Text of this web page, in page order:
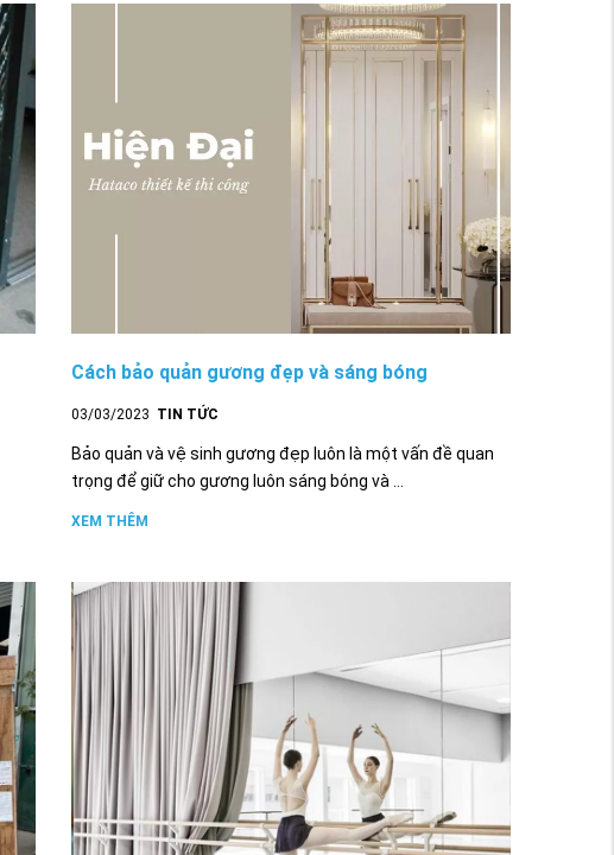
Cách bảo quản gương đẹp và sáng bóng
03/03/2023 TIN TỨC
Bảo quản và vệ sinh gương đẹp luôn là một vấn đề quan
trọng để giữ cho gương luôn sáng bóng và ...
XEM THÊM